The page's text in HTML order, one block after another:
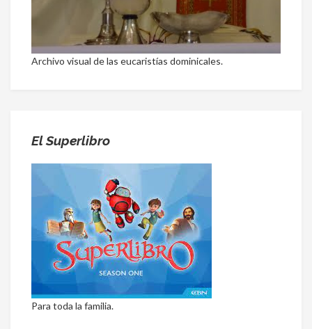
Archivo visual de las eucaristías dominicales.
El Superlibro
Para toda la familia.